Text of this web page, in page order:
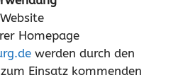
Homepage
werden durch den
Einsatz kommenden